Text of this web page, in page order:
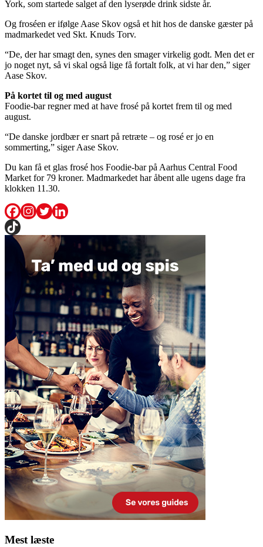
York, som startede salget af den lyserøde drink sidste år.
Og froséen er ifølge Aase Skov også et hit hos de danske gæster på
madmarkedet ved Skt. Knuds Torv.
“De, der har smagt den, synes den smager virkelig godt. Men det er
jo noget nyt, så vi skal også lige få fortalt folk, at vi har den,” siger
Aase Skov.
På kortet til og med august
Foodie-bar regner med at have frosé på kortet frem til og med
august.
“De danske jordbær er snart på retræte – og rosé er jo en
sommerting,” siger Aase Skov.
Du kan få et glas frosé hos Foodie-bar på Aarhus Central Food
Market for 79 kroner. Madmarkedet har åbent alle ugens dage fra
klokken 11.30.
Mest læste